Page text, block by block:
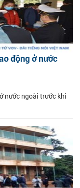
động ở nước
nước ngoài trước khi